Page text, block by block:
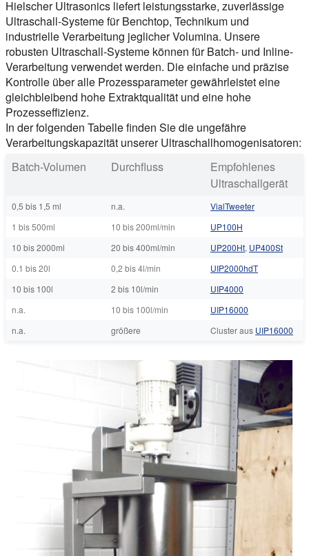
Hielscher Ultrasonics liefert leistungsstarke, zuverlässige
Ultraschall-Systeme für Benchtop, Technikum und
industrielle Verarbeitung jeglicher Volumina. Unsere
robusten Ultraschall-Systeme können für Batch- und Inline-
Verarbeitung verwendet werden. Die einfache und präzise
Kontrolle über alle Prozessparameter gewährleistet eine
gleichbleibend hohe Extraktqualität und eine hohe
Prozesseffizienz.
In der folgenden Tabelle finden Sie die ungefähre
Verarbeitungskapazität unserer Ultraschallhomogenisatoren:
Batch-Volumen
Durchfluss
Empfohlenes
Ultraschallgerät
0,5 bis 1,5 ml n.a.
VialTweeter
1 bis 500ml
10 bis 200ml/min
UP100H
10 bis 2000ml
20 bis 400ml/min UP200Ht, UP400St
0.1 bis 20l
0,2 bis 4l/min
UIP2000hdT
10 bis 100l
2 bis 10l/min
UIP4000
n.a.
10 bis 100l/min
UIP16000
n.a.
größere Cluster aus UIP16000